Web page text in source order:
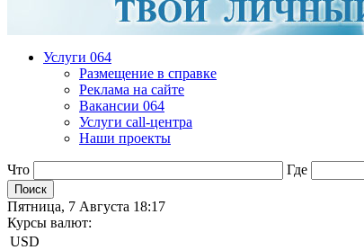
Услуги 064
Размещение в справке
Реклама на сайте
Вакансии 064
Услуги call-центра
Наши проекты
Что Где
Пятница, 7 Августа 18:17
Курсы валют:
USD